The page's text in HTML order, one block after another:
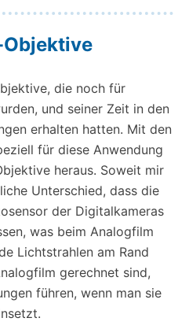
die noch für
und seiner Zeit in den
erhalten hatten. Mit den
für diese Anwendung
heraus. Soweit mir
Unterschied, dass die
der Digitalkameras
was beim Analogfilm
Lichtstrahlen am Rand
gerechnet sind,
führen, wenn man sie